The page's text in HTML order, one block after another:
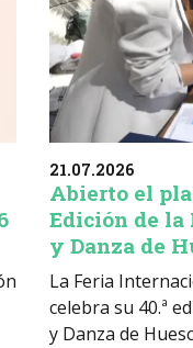
21.07.2026
Abierto el
Edición de
y Danza de
La Feria
celebra su 40.ª
y Danza de